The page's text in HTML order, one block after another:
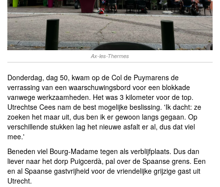
Ax-les-Thermes
Donderdag, dag 50, kwam op de Col de Puymarens de
verrassing van een waarschuwingsbord voor een blokkade
vanwege werkzaamheden. Het was 3 kilometer voor de top.
Utrechtse Cees nam de best mogelijke beslissing. 'Ik dacht: ze
zoeken het maar uit, dus ben ik er gewoon langs gegaan. Op
verschillende stukken lag het nieuwe asfalt er al, dus dat viel
mee.'
Beneden viel Bourg-Madame tegen als verblijfplaats. Dus dan
liever naar het dorp Puigcerdà, pal over de Spaanse grens. Een
en al Spaanse gastvrijheid voor de vriendelijke grijzige gast uit
Utrecht.